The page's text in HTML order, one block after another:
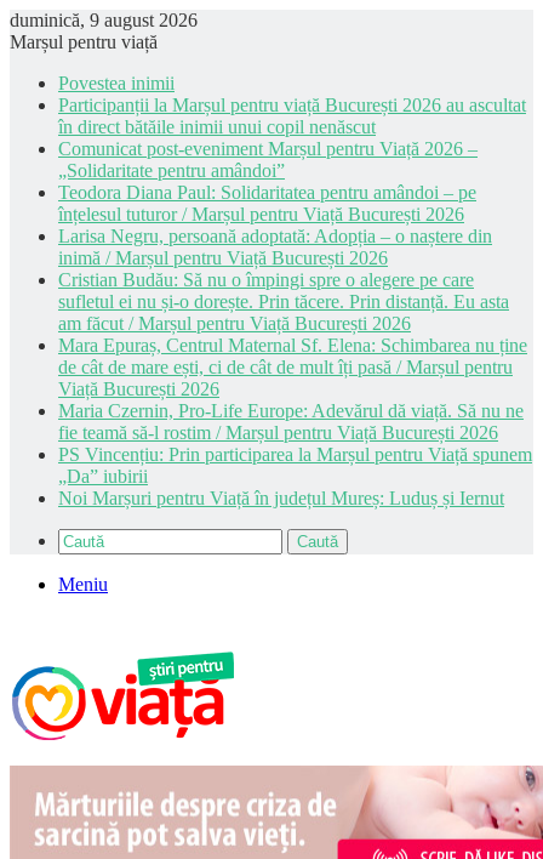
duminică, 9 august 2026
Marșul pentru viață
Povestea inimii
Participanții la Marșul pentru viață București 2026 au ascultat
în direct bătăile inimii unui copil nenăscut
Comunicat post-eveniment Marșul pentru Viață 2026 –
„Solidaritate pentru amândoi”
Teodora Diana Paul: Solidaritatea pentru amândoi – pe
înțelesul tuturor / Marșul pentru Viață București 2026
Larisa Negru, persoană adoptată: Adopția – o naștere din
inimă / Marșul pentru Viață București 2026
Cristian Budău: Să nu o împingi spre o alegere pe care
sufletul ei nu și-o dorește. Prin tăcere. Prin distanță. Eu asta
am făcut / Marșul pentru Viață București 2026
Mara Epuraș, Centrul Maternal Sf. Elena: Schimbarea nu ține
de cât de mare ești, ci de cât de mult îți pasă / Marșul pentru
Viață București 2026
Maria Czernin, Pro-Life Europe: Adevărul dă viață. Să nu ne
fie teamă să-l rostim / Marșul pentru Viață București 2026
PS Vincențiu: Prin participarea la Marșul pentru Viață spunem
„Da” iubirii
Noi Marșuri pentru Viață în județul Mureș: Luduș și Iernut
Caută
Meniu